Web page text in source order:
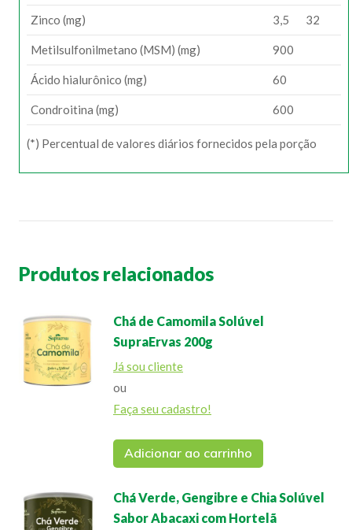
Zinco (mg) 3,5 32
Metilsulfonilmetano (MSM) (mg) 900
Ácido hialurônico (mg) 60
Condroitina (mg) 600
(*) Percentual de valores diários fornecidos pela porção
Produtos relacionados
Chá de Camomila Solúvel
SupraErvas 200g
Já sou cliente
ou
Faça seu cadastro!
Adicionar ao carrinho
Chá Verde, Gengibre e Chia Solúvel
Sabor Abacaxi com Hortelã